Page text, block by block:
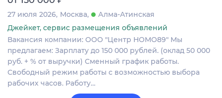
27 июля 2026 Москва
Алма-Атинская
Джейкет, сервис размещения объявлений
Вакансия компании: ООО "Центр НОМО89" Мы
предлагаем: Зарплату до 150 000 рублей. (оклад 50 000
руб. + % от выручки) Сменный график работы.
Свободный режим работы с возможностью выбора
рабочих часов. Работу…